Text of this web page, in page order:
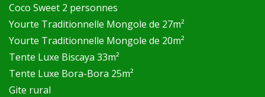
Coco Sweet 2 personnes
Yourte Traditionnelle Mongole de 27m²
Yourte Traditionnelle Mongole de 20m²
Tente Luxe Biscaya 33m²
Tente Luxe Bora-Bora 25m²
Gite rural